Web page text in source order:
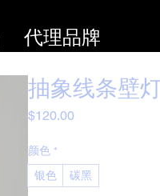
代理品牌
抽象线条壁
$120.00
颜色 *
银色
碳黑